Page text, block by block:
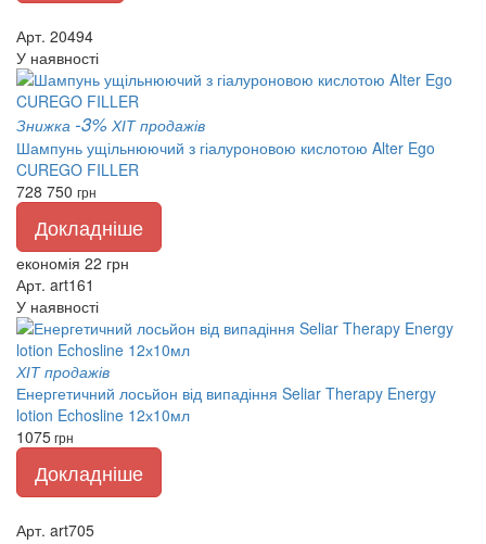
Арт. 20494
У наявності
Знижка -3% ХІТ продажів
Шампунь ущільнюючий з гіалуроновою кислотою Alter Ego
CUREGO FILLER
728 750 грн
Докладніше
економія 22 грн
Арт. art161
У наявності
ХІТ продажів
Енергетичний лосьйон від випадіння Seliar Therapy Energy
lotion Echosline 12х10мл
1075грн
Докладніше
Арт. art705